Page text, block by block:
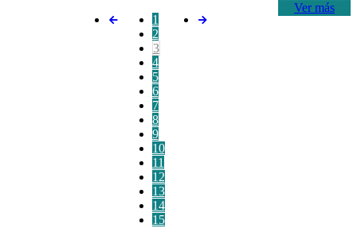
Ver más
1
2
3
4
5
6
7
8
9
10
11
12
13
14
15